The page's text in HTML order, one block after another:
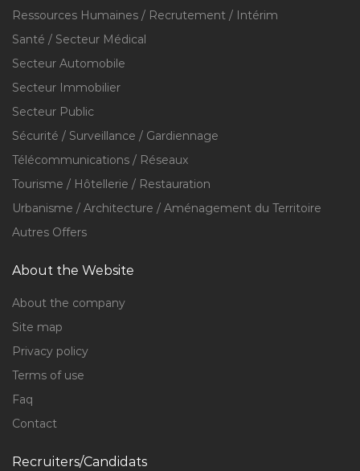
Ressources Humaines / Recrutement / Intérim
Santé / Secteur Médical
Secteur Automobile
Secteur Immobilier
Secteur Public
Sécurité / Surveillance / Gardiennage
Télécommunications / Réseaux
Tourisme / Hôtellerie / Restauration
Urbanisme / Architecture / Aménagement du Territoire
Autres Offers
About the Website
About the company
Site map
Privacy policy
Terms of use
Faq
Contact
Recruiters/Candidats